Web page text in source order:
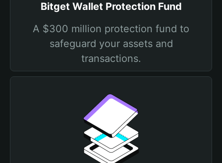
Bitget Wallet Protection Fund
A $300 million protection fund to
safeguard your assets and
transactions.